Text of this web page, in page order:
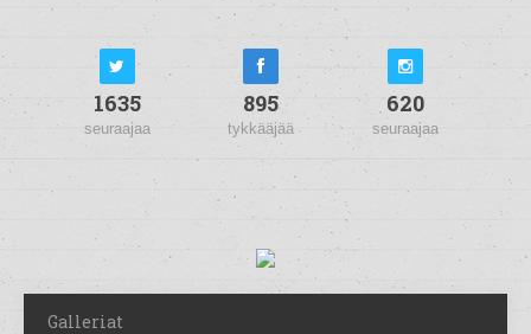
1635
seuraajaa
895
tykkääjää
620
seuraajaa
Galleriat